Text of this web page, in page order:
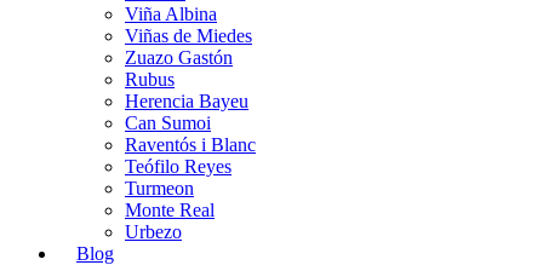
Viña Albina
Viñas de Miedes
Zuazo Gastón
Rubus
Herencia Bayeu
Can Sumoi
Raventós i Blanc
Teófilo Reyes
Turmeon
Monte Real
Urbezo
Blog